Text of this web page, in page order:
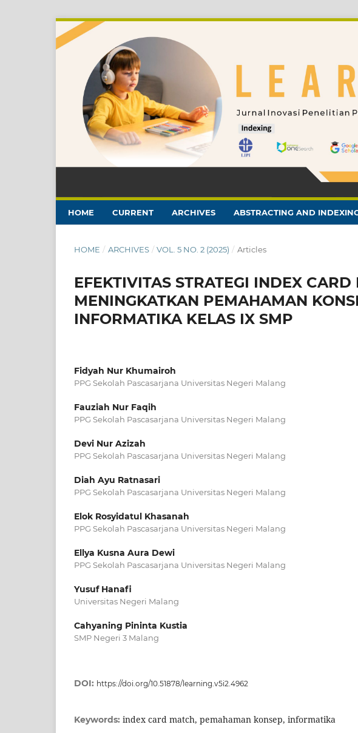
HOME CURRENT ARCHIVES ABSTRACTING AND
HOME / ARCHIVES / VOL. 5 NO. 2 (2025) / Articles
EFEKTIVITAS STRATEGI INDEX
MENINGKATKAN PEMAHAMAN
INFORMATIKA KELAS IX SMP
Fidyah Nur Khumairoh
PPG Sekolah Pascasarjana Universitas Negeri Malang
Fauziah Nur Faqih
PPG Sekolah Pascasarjana Universitas Negeri Malang
Devi Nur Azizah
PPG Sekolah Pascasarjana Universitas Negeri Malang
Diah Ayu Ratnasari
PPG Sekolah Pascasarjana Universitas Negeri Malang
Elok Rosyidatul Khasanah
PPG Sekolah Pascasarjana Universitas Negeri Malang
Ellya Kusna Aura Dewi
PPG Sekolah Pascasarjana Universitas Negeri Malang
Yusuf Hanafi
Universitas Negeri Malang
Cahyaning Pininta Kustia
SMP Negeri 3 Malang
DOI: https://doi.org/10.51878/learning.v5i2.4962
Keywords: index card match, pemahaman konsep, informatika